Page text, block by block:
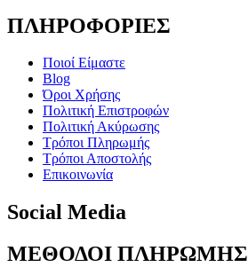
ΠΛΗΡΟΦΟΡΙΕΣ
Ποιοί Είμαστε
Blog
Όροι Χρήσης
Πολιτική Επιστροφών
Πολιτική Ακύρωσης
Τρόποι Πληρωμής
Τρόποι Αποστολής
Επικοινωνία
Social Media
ΜΕΘΟΔΟΙ ΠΛΗΡΩΜΗΣ